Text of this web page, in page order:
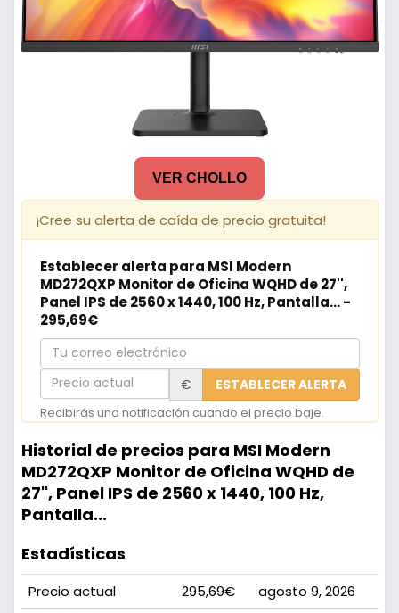
VER CHOLLO
¡Cree su alerta de caída de precio gratuita!
Establecer alerta para MSI Modern
MD272QXP Monitor de Oficina WQHD de 27'',
Panel IPS de 2560 x 1440, 100 Hz, Pantalla... -
295,69€
Tu
correo
electrónico
Precio
actual
€ ESTABLECER ALERTA
Recibirás una notificación cuando el precio baje.
Historial de precios para MSI Modern
MD272QXP Monitor de Oficina WQHD de
27'', Panel IPS de 2560 x 1440, 100 Hz,
Pantalla...
Estadísticas
Precio actual 295,69€
agosto 9, 2026